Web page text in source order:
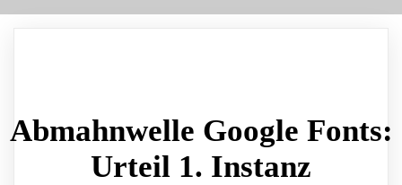
Abmahnwelle Google Fonts:
Urteil 1. Instanz